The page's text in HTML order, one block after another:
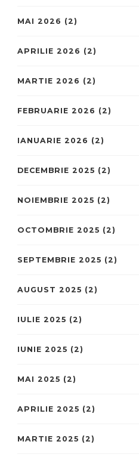
MAI 2026 (2)
APRILIE 2026 (2)
MARTIE 2026 (2)
FEBRUARIE 2026 (2)
IANUARIE 2026 (2)
DECEMBRIE 2025 (2)
NOIEMBRIE 2025 (2)
OCTOMBRIE 2025 (2)
SEPTEMBRIE 2025 (2)
AUGUST 2025 (2)
IULIE 2025 (2)
IUNIE 2025 (2)
MAI 2025 (2)
APRILIE 2025 (2)
MARTIE 2025 (2)